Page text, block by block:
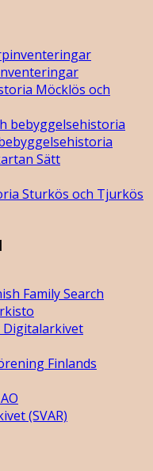
Möcklös och
Sätt
Sturkös och Tjurkös
Family Search
Digitalarkivet
Finlands
(SVAR)